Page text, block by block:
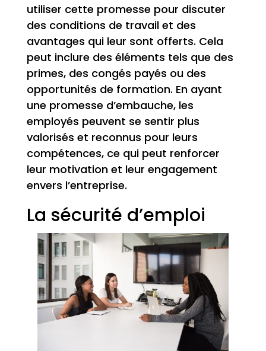
utiliser cette promesse pour discuter
des conditions de travail et des
avantages qui leur sont offerts. Cela
peut inclure des éléments tels que des
primes, des congés payés ou des
opportunités de formation. En ayant
une promesse d’embauche, les
employés peuvent se sentir plus
valorisés et reconnus pour leurs
compétences, ce qui peut renforcer
leur motivation et leur engagement
envers l’entreprise.
La sécurité d’emploi